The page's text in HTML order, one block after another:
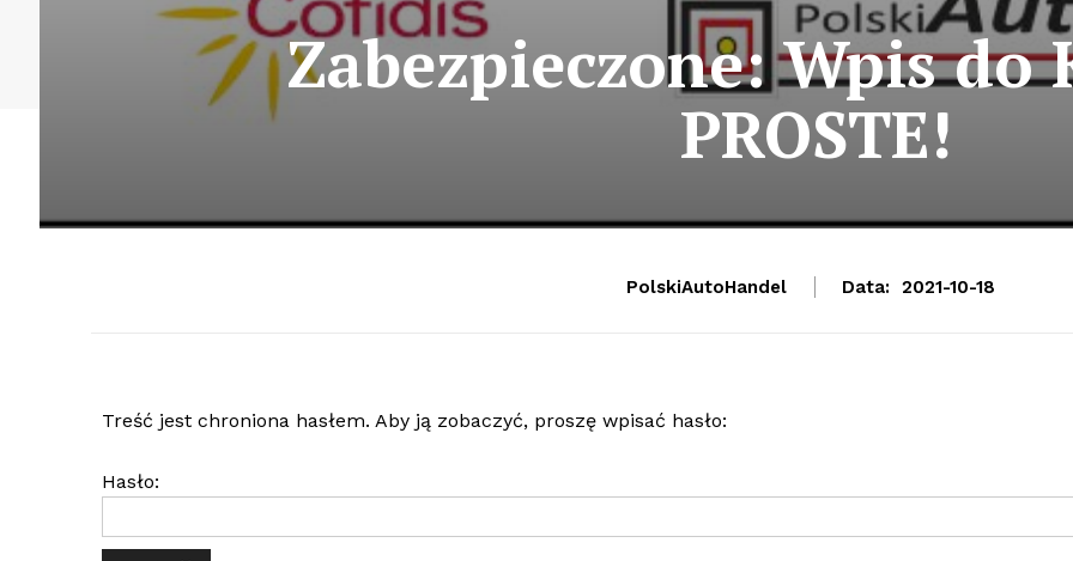
Zabezpieczone: Wpis do
PROSTE!
PolskiAutoHandel Data: 2021-10-18
Treść jest chroniona hasłem. Aby ją zobaczyć, proszę wpisać hasło:
Hasło: